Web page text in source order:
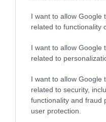
I want to allow Google
related to functionality
I want to allow Google
related to
I want to allow Google
related to security,
functionality and fraud
user protection.
kitolható az USB…